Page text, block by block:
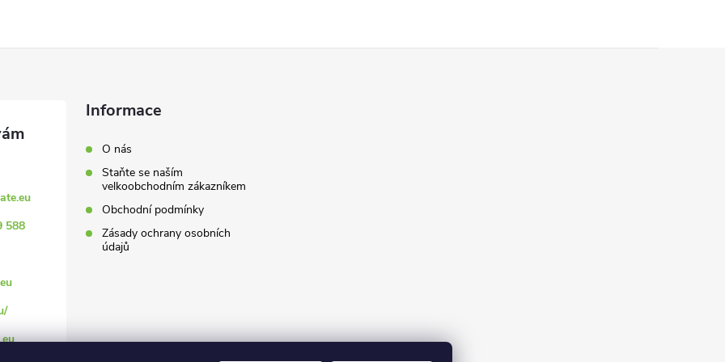
588
Informace
O nás
Staňte se naším
velkoobchodním zákazníkem
Obchodní podmínky
Zásady ochrany osobních
údajů